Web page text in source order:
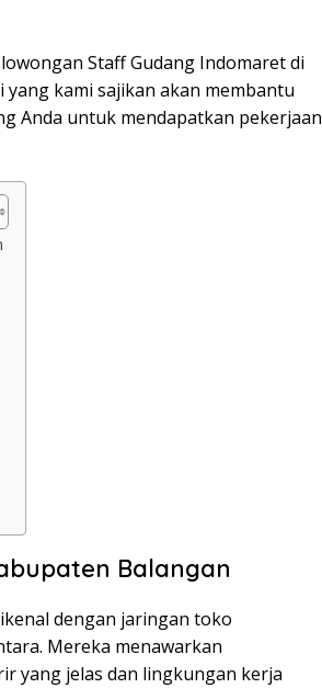
Staff Gudang Indomaret di
kami sajikan akan membantu
Anda untuk mendapatkan pekerjaan
Balangan
dengan jaringan toko
Mereka menawarkan
yang jelas dan lingkungan kerja